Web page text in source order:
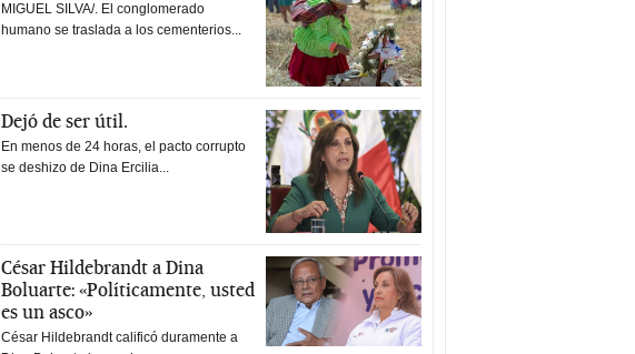
MIGUEL SILVA/. El conglomerado
humano se traslada a los cementerios...
Dejó de ser útil.
En menos de 24 horas, el pacto corrupto
se deshizo de Dina Ercilia...
César Hildebrandt a Dina
Boluarte: «Políticamente, usted
es un asco»
César Hildebrandt calificó duramente a